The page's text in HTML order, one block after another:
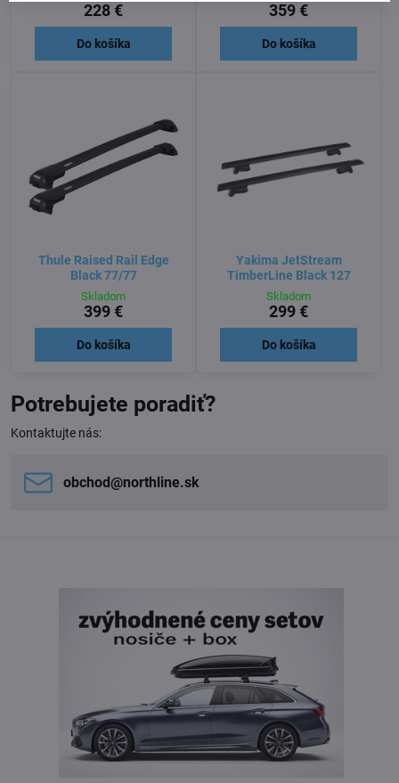
228 €
Do košíka
359 €
Do košíka
Thule Raised Rail Edge
Black 77/77
Skladom
399 €
Do košíka
Yakima JetStream
TimberLine Black 127
Skladom
299 €
Do košíka
Potrebujete poradiť?
Kontaktujte nás:
obchod​@northline​.sk